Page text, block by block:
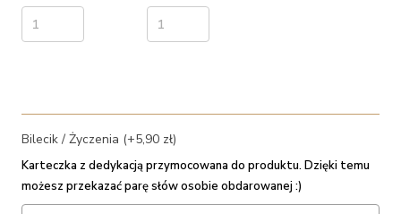
Bilecik / Życzenia (+5,90 zł)
Karteczka z dedykacją przymocowana do produktu. Dzięki temu
możesz przekazać parę słów osobie obdarowanej :)